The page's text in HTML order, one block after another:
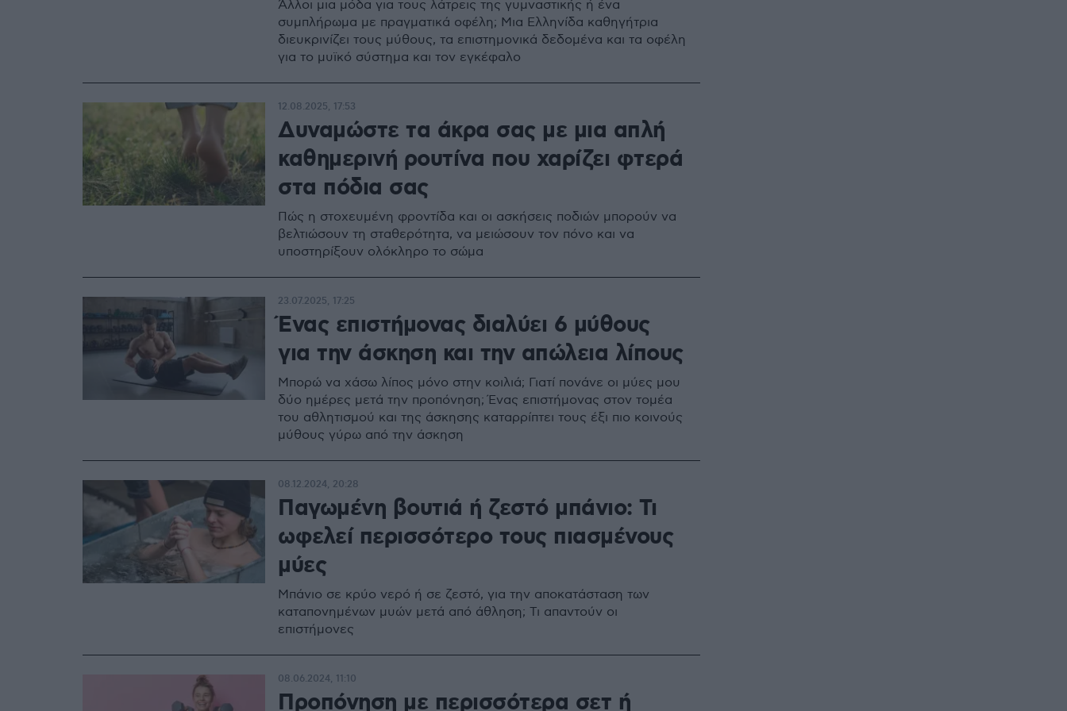
Άλλοι μια μόδα για τους λάτρεις της γυμναστικής ή ένα
συμπλήρωμα με πραγματικά οφέλη; Μια Ελληνίδα καθηγήτρια
διευκρινίζει τους μύθους, τα επιστημονικά δεδομένα και τα οφέλη
για το μυϊκό σύστημα και τον εγκέφαλο
Δυναμώστε τα άκρα σας με μια απλή
καθημερινή ρουτίνα που χαρίζει φτερά
στα πόδια σας
Πώς η στοχευμένη φροντίδα και οι ασκήσεις ποδιών μπορούν να
βελτιώσουν τη σταθερότητα, να μειώσουν τον πόνο και να
υποστηρίξουν ολόκληρο το σώμα
12.08.2025, 17:53
Ένας επιστήμονας διαλύει 6 μύθους
για την άσκηση και την απώλεια λίπους
Μπορώ να χάσω λίπος μόνο στην κοιλιά; Γιατί πονάνε οι μύες μου
δύο ημέρες μετά την προπόνηση; Ένας επιστήμονας στον τομέα
του αθλητισμού και της άσκησης καταρρίπτει τους έξι πιο κοινούς
μύθους γύρω από την άσκηση
23.07.2025, 17:25
Παγωμένη βουτιά ή ζεστό μπάνιο: Τι
ωφελεί περισσότερο τους πιασμένους
μύες
Μπάνιο σε κρύο νερό ή σε ζεστό, για την αποκατάσταση των
καταπονημένων μυών μετά από άθληση; Τι απαντούν οι
επιστήμονες
08.12.2024, 20:28
Προπόνηση με περισσότερα σετ ή
08.06.2024, 11:10